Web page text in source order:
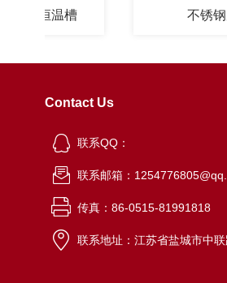
恒温槽 不锈钢反
Contact Us
联系QQ：
联系邮箱：
传真：86-0515-81991818
联系地址：江苏省盐城市中